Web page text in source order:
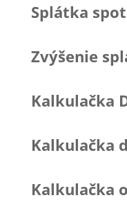
Splátka
Zvýšenie
Kalkulačka
Kalkulačka
Kalkulačka